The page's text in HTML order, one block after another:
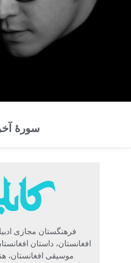
سورهٔ
فرهنگستان مجازی
افغانستان، داستان
موسیقی افغانستان،